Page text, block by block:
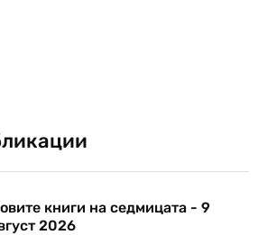
книги на седмицата - 9
2026